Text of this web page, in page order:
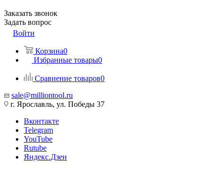
Заказать звонок
Задать вопрос
Войти
Корзина0
Избранные товары0
Сравнение товаров0
sale@milliontool.ru
г. Ярославль, ул. Победы 37
Вконтакте
Telegram
YouTube
Rutube
Яндекс.Дзен